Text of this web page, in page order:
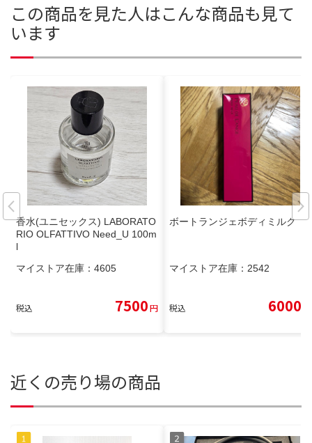
この商品を見た人はこんな商品も見て
います
香水(ユニセックス) LABORATO
RIO OLFATTIVO Need_U 100m
l
マイストア在庫： 4605
税込 7500円
ボートランジェボディミルク
マイストア在庫： 2542
税込 6000
近くの売り場の商品